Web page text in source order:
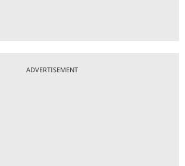
ADVERTISEMENT